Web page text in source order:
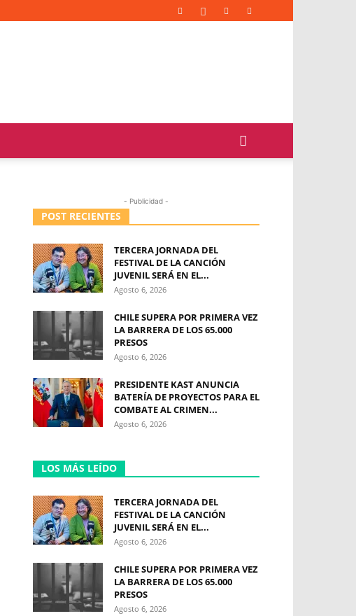
- Publicidad -
POST RECIENTES
TERCERA JORNADA DEL
FESTIVAL DE LA CANCIÓN
JUVENIL SERÁ EN EL...
Agosto 6, 2026
CHILE SUPERA POR PRIMERA VEZ
LA BARRERA DE LOS 65.000
PRESOS
Agosto 6, 2026
PRESIDENTE KAST ANUNCIA
BATERÍA DE PROYECTOS PARA EL
COMBATE AL CRIMEN...
Agosto 6, 2026
LOS MÁS LEÍDO
TERCERA JORNADA DEL
FESTIVAL DE LA CANCIÓN
JUVENIL SERÁ EN EL...
Agosto 6, 2026
CHILE SUPERA POR PRIMERA VEZ
LA BARRERA DE LOS 65.000
PRESOS
Agosto 6, 2026